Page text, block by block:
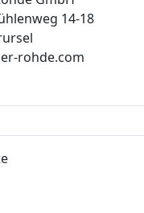
14-18
rohde.com